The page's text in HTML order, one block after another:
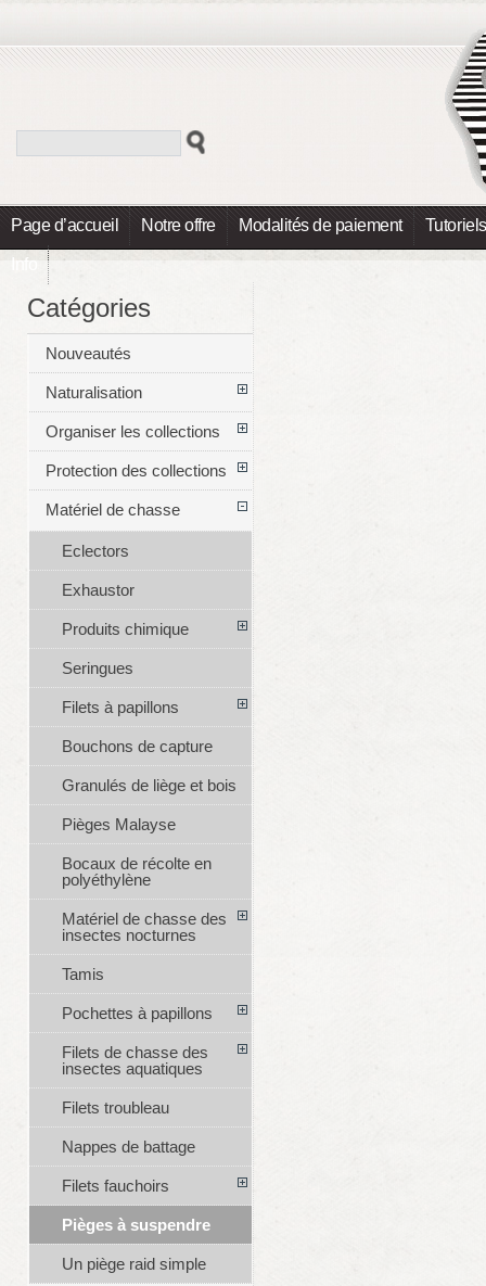
Page d’accueil Notre offre Modalités de paiement Tutoriels
Info
Catégories
Nouveautés
Naturalisation
Organiser les collections
Protection des collections
Matériel de chasse
Eclectors
Exhaustor
Produits chimique
Seringues
Filets à papillons
Bouchons de capture
Granulés de liège et bois
Pièges Malayse
Bocaux de récolte en
polyéthylène
Matériel de chasse des
insectes nocturnes
Tamis
Pochettes à papillons
Filets de chasse des
insectes aquatiques
Filets troubleau
Nappes de battage
Filets fauchoirs
Pièges à suspendre
Un piège raid simple